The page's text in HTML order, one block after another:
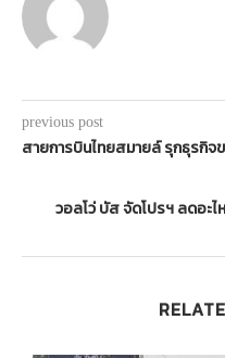
previous post
สายการบินไทยสมายล์ รุกธุรกิจ
วอลโว่ บัส จัดโปรฯ ลดอะ